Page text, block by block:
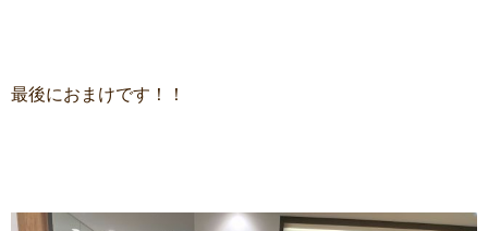
最後におまけです！！